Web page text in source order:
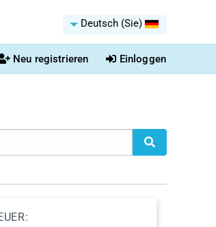
Deutsch (Sie)
Neu registrieren Einloggen